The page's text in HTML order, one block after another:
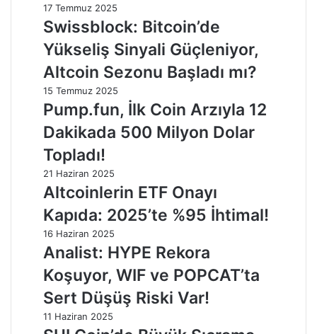
17 Temmuz 2025
Swissblock: Bitcoin’de
Yükseliş Sinyali Güçleniyor,
Altcoin Sezonu Başladı mı?
15 Temmuz 2025
Pump.fun, İlk Coin Arzıyla 12
Dakikada 500 Milyon Dolar
Topladı!
21 Haziran 2025
Altcoinlerin ETF Onayı
Kapıda: 2025’te %95 İhtimal!
16 Haziran 2025
Analist: HYPE Rekora
Koşuyor, WIF ve POPCAT’ta
Sert Düşüş Riski Var!
11 Haziran 2025